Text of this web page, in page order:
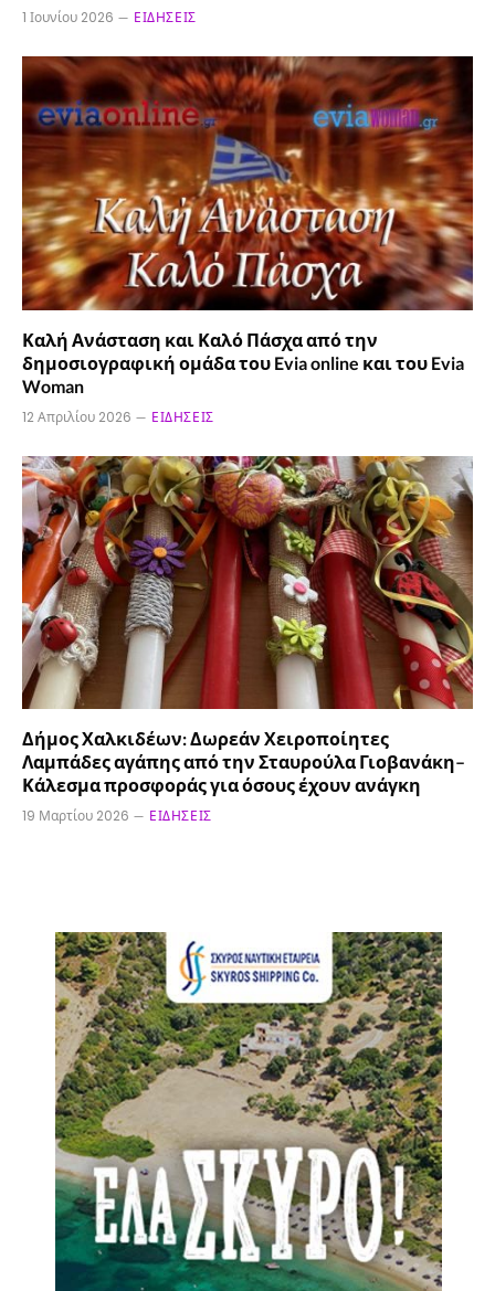
1 Ιουνίου 2026 ΕΙΔΉΣΕΙΣ
Καλή Ανάσταση και Καλό Πάσχα από την
δημοσιογραφική ομάδα του Evia online και του Evia
Woman
12 Απριλίου 2026 ΕΙΔΉΣΕΙΣ
Δήμος Χαλκιδέων: Δωρεάν Χειροποίητες
Λαμπάδες αγάπης από την Σταυρούλα Γιοβανάκη–
Κάλεσμα προσφοράς για όσους έχουν ανάγκη
19 Μαρτίου 2026 ΕΙΔΉΣΕΙΣ